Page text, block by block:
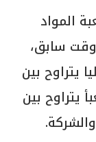
المواد
وقت سابق،
يتراوح بين
يتراوح بين